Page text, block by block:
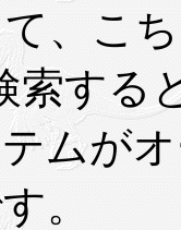
、こ
索する
ムが
。